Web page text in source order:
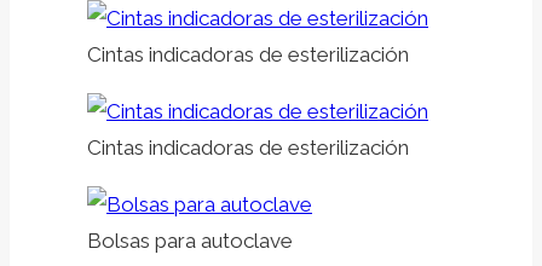
Cintas indicadoras de esterilización
Cintas indicadoras de esterilización
Bolsas para autoclave